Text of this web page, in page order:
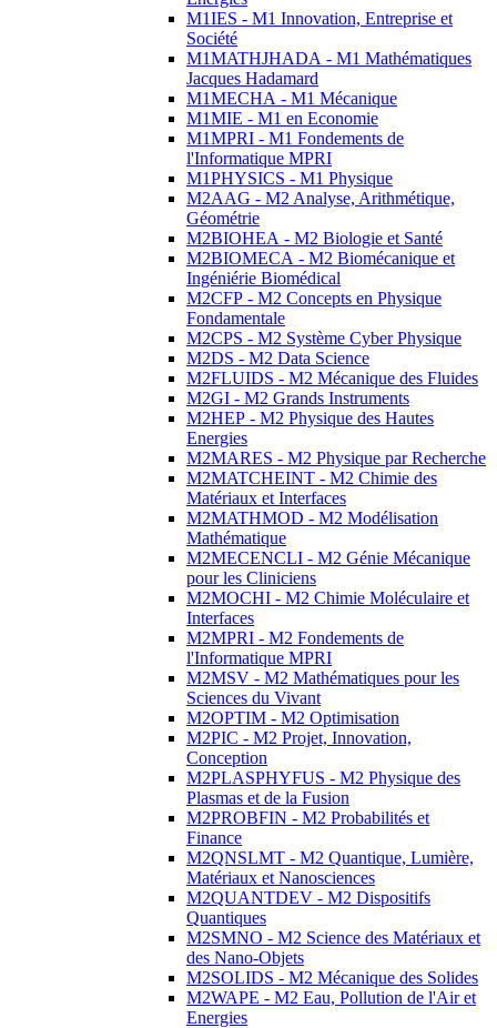
M1IES - M1 Innovation, Entreprise et
Société
M1MATHJHADA - M1 Mathématiques
Jacques Hadamard
M1MECHA - M1 Mécanique
M1MIE - M1 en Economie
M1MPRI - M1 Fondements de
l'Informatique MPRI
M1PHYSICS - M1 Physique
M2AAG - M2 Analyse, Arithmétique,
Géométrie
M2BIOHEA - M2 Biologie et Santé
M2BIOMECA - M2 Biomécanique et
Ingéniérie Biomédical
M2CFP - M2 Concepts en Physique
Fondamentale
M2CPS - M2 Système Cyber Physique
M2DS - M2 Data Science
M2FLUIDS - M2 Mécanique des Fluides
M2GI - M2 Grands Instruments
M2HEP - M2 Physique des Hautes
Energies
M2MARES - M2 Physique par Recherche
M2MATCHEINT - M2 Chimie des
Matériaux et Interfaces
M2MATHMOD - M2 Modélisation
Mathématique
M2MECENCLI - M2 Génie Mécanique
pour les Cliniciens
M2MOCHI - M2 Chimie Moléculaire et
Interfaces
M2MPRI - M2 Fondements de
l'Informatique MPRI
M2MSV - M2 Mathématiques pour les
Sciences du Vivant
M2OPTIM - M2 Optimisation
M2PIC - M2 Projet, Innovation,
Conception
M2PLASPHYFUS - M2 Physique des
Plasmas et de la Fusion
M2PROBFIN - M2 Probabilités et
Finance
M2QNSLMT - M2 Quantique, Lumière,
Matériaux et Nanosciences
M2QUANTDEV - M2 Dispositifs
Quantiques
M2SMNO - M2 Science des Matériaux et
des Nano-Objets
M2SOLIDS - M2 Mécanique des Solides
M2WAPE - M2 Eau, Pollution de l'Air et
Energies